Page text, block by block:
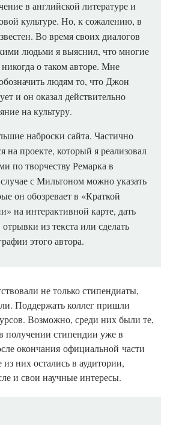
в английской литературе и
культуре. Но, к сожалению, в
Во время своих диалогов
людьми я выяснил, что многие
о таком авторе. Мне
людям то, что Джон
и он оказал действительно
на культуру.
наброски сайта. Частично
на проекте, который я реализовал
по творчеству Ремарка в
с Мильтоном можно указать
он обозревает в «Краткой
на интерактивной карте, дать
из текста или сделать
этого автора.
не только стипендиаты,
Поддержать коллег пришли
Возможно, среди них были те,
получении стипендии уже в
окончания официальной части
них остались в аудитории,
и свои научные интересы.